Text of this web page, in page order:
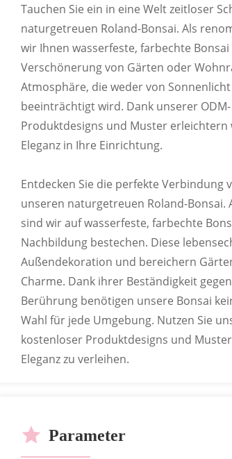
Tauchen Sie ein in eine Welt zeitloser
naturgetreuen Roland-Bonsai. Als
wir Ihnen wasserfeste, farbechte
Verschönerung von Gärten oder
Atmosphäre, die weder von
beeinträchtigt wird. Dank unserer
Produktdesigns und Muster
Eleganz in Ihre Einrichtung.
Entdecken Sie die perfekte
unseren naturgetreuen Roland-
sind wir auf wasserfeste, farbechte
Nachbildung bestechen. Diese
Außendekoration und bereichern
Charme. Dank ihrer Beständigkeit
Berührung benötigen unsere Bonsai
Wahl für jede Umgebung. Nutzen Sie
kostenloser Produktdesigns und
Eleganz zu verleihen.
Parameter